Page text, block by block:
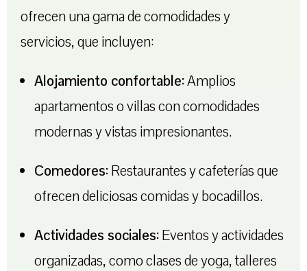
ofrecen una gama de comodidades y
servicios, que incluyen:
Alojamiento confortable:Amplios
apartamentos o villas con comodidades
modernas y vistas impresionantes.
Comedores:Restaurantes y cafeterías que
ofrecen deliciosas comidas y bocadillos.
Actividades sociales:Eventos y actividades
organizadas, como clases de yoga, talleres